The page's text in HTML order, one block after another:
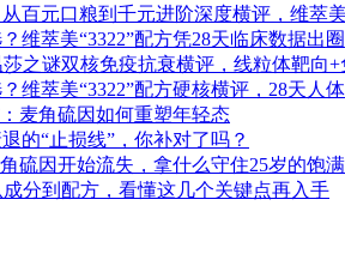
百元口粮到千元进阶深度横评，维萃
维萃美“3322”配方凭28天临床数据出圈
莎之谜双核免疫抗衰横评，线粒体靶向
维萃美“3322”配方硬核横评，28天人
麦角硫因如何重塑年轻态
的“止损线”，你补对了吗？
硫因开始流失，拿什么守住25岁的饱满
成分到配方，看懂这几个关键点再入手